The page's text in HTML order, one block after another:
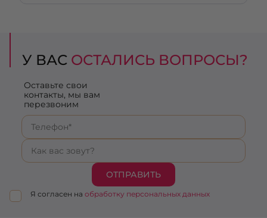
У ВАС ОСТАЛИСЬ ВОПРОСЫ?
Оставьте свои
контакты, мы вам
перезвоним
ОТПРАВИТЬ
Я согласен на обработку персональных данных